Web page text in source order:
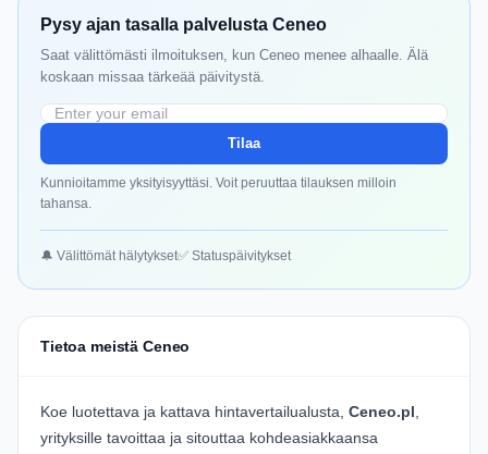
Pysy ajan tasalla palvelusta Ceneo
Saat välittömästi ilmoituksen, kun Ceneo menee alhaalle. Älä
koskaan missaa tärkeää päivitystä.
Tilaa
Kunnioitamme yksityisyyttäsi. Voit peruuttaa tilauksen milloin
tahansa.
🔔 Välittömät hälytykset✅ Statuspäivitykset
Tietoa meistä Ceneo
Koe luotettava ja kattava hintavertailualusta, Ceneo.pl,
yrityksille tavoittaa ja sitouttaa kohdeasiakkaansa